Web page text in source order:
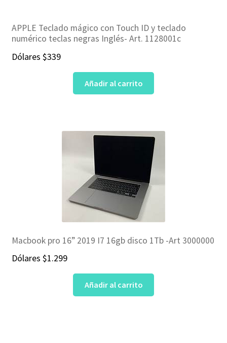
APPLE Teclado mágico con Touch ID y teclado
numérico teclas negras Inglés- Art. 1128001c
Dólares $339
Añadir al carrito
Macbook pro 16” 2019 I7 16gb disco 1Tb -Art 3000000
Dólares $1.299
Añadir al carrito